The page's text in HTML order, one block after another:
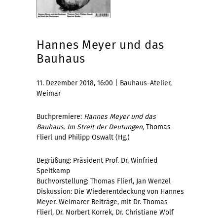
Hannes Meyer und das
Bauhaus
11. Dezember 2018, 16:00 | Bauhaus-Atelier,
Weimar
Buchpremiere: Hannes Meyer und das
Bauhaus. Im Streit der Deutungen, Thomas
Flierl und Philipp Oswalt (Hg.)
Begrüßung: Präsident Prof. Dr. Winfried
Speitkamp
Buchvorstellung: Thomas Flierl, Jan Wenzel
Diskussion: Die Wiederentdeckung von Hannes
Meyer. Weimarer Beiträge, mit Dr. Thomas
Flierl, Dr. Norbert Korrek, Dr. Christiane Wolf